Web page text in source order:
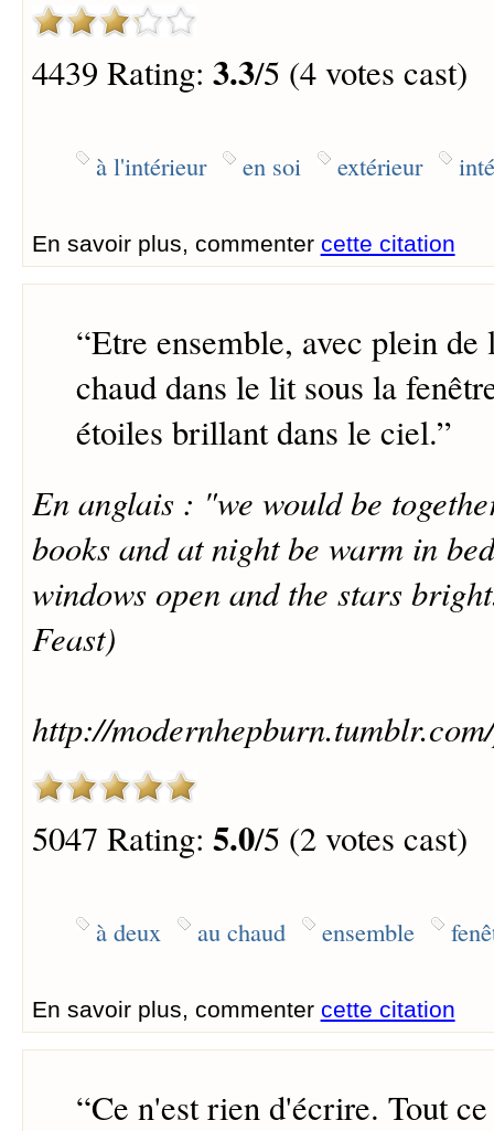
4439 Rating: 3.3/5 (4 votes cast)
à l'intérieur en soi extérieur
En savoir plus, commenter cette citation
“Etre ensemble, avec plein
chaud dans le lit sous la
étoiles brillant dans le ciel.”
En anglais : "we would be
books and at night be warm in
windows open and the stars
Feast)
http://
5047 Rating: 5.0/5 (2 votes cast)
à deux au chaud ensemble
En savoir plus, commenter cette citation
“Ce n'est rien d'écrire. Tout